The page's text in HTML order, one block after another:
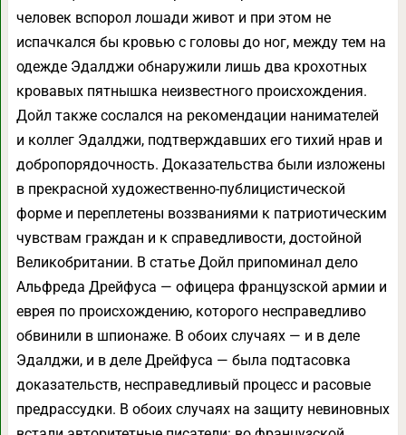
человек вспорол лошади живот и при этом не
испачкался бы кровью с головы до ног, между тем на
одежде Эдалджи обнаружили лишь два крохотных
кровавых пятнышка неизвестного происхождения.
Дойл также сослался на рекомендации нанимателей
и коллег Эдалджи, подтверждавших его тихий нрав и
добропорядочность. Доказательства были изложены
в прекрасной художественно-публицистической
форме и переплетены воззваниями к патриотическим
чувствам граждан и к справедливости, достойной
Великобритании. В статье Дойл припоминал дело
Альфреда Дрейфуса — офицера французской армии и
еврея по происхождению, которого несправедливо
обвинили в шпионаже. В обоих случаях — и в деле
Эдалджи, и в деле Дрейфуса — была подтасовка
доказательств, несправедливый процесс и расовые
предрассудки. В обоих случаях на защиту невиновных